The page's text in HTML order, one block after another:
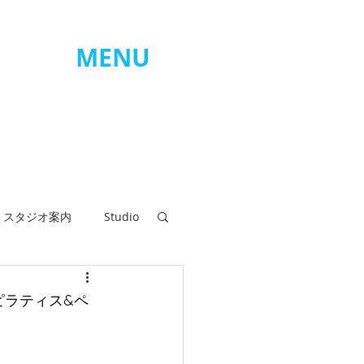
MENU
スタジオ案内 Studio
ティス&ペ